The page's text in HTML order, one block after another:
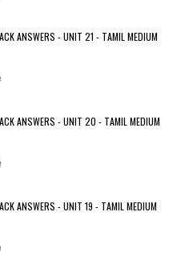
ANSWERS - UNIT 21 - TAMIL MEDIUM
ANSWERS - UNIT 20 - TAMIL MEDIUM
ANSWERS - UNIT 19 - TAMIL MEDIUM